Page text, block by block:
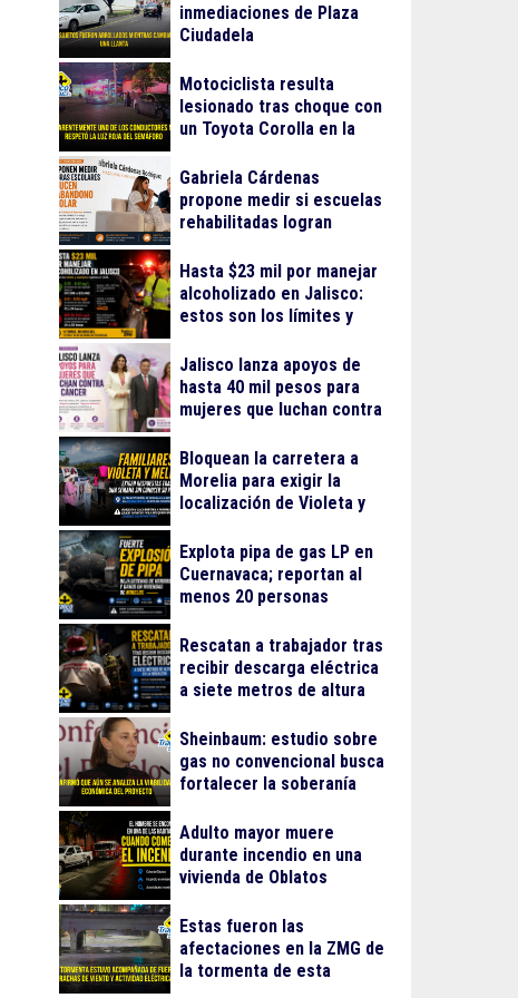
inmediaciones de Plaza
Ciudadela
Motociclista resulta
lesionado tras choque con
un Toyota Corolla en la
Gabriela Cárdenas
propone medir si escuelas
rehabilitadas logran
escolar
Hasta $23 mil por manejar
alcoholizado en Jalisco:
estos son los límites y
Jalisco lanza apoyos de
hasta 40 mil pesos para
mujeres que luchan contra
Bloquean la carretera a
Morelia para exigir la
localización de Violeta y
Explota pipa de gas LP en
Cuernavaca; reportan al
menos 20 personas
Rescatan a trabajador tras
recibir descarga eléctrica
a siete metros de altura
Sheinbaum: estudio sobre
gas no convencional busca
fortalecer la soberanía
Adulto mayor muere
durante incendio en una
vivienda de Oblatos
Estas fueron las
afectaciones en la ZMG de
la tormenta de esta